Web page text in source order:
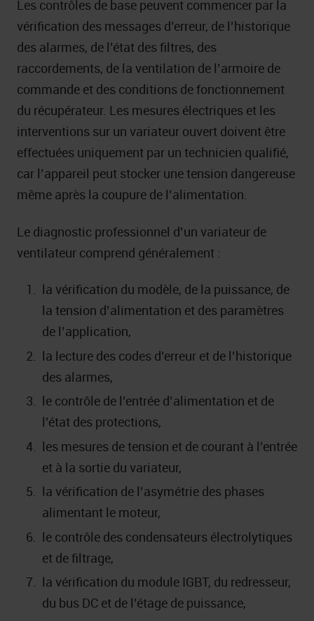
Les contrôles de base peuvent commencer par la
vérification des messages d’erreur, de l’historique
des alarmes, de l’état des filtres, des
raccordements, de la ventilation de l’armoire de
commande et des conditions de fonctionnement
du récupérateur. Les mesures électriques et les
interventions sur un variateur ouvert doivent être
effectuées uniquement par un technicien qualifié,
car l’appareil peut stocker une tension dangereuse
même après la coupure de l’alimentation.
Le diagnostic professionnel d’un variateur de
ventilateur comprend généralement :
la vérification du modèle, de la puissance, de
la tension d’alimentation et des paramètres
de l’application,
la lecture des codes d’erreur et de l’historique
des alarmes,
le contrôle de l’entrée d’alimentation et de
l’état des protections,
les mesures de tension et de courant à l’entrée
et à la sortie du variateur,
la vérification de l’asymétrie des phases
alimentant le moteur,
le contrôle des condensateurs électrolytiques
et de filtrage,
la vérification du module IGBT, du redresseur,
du bus DC et de l’étage de puissance,